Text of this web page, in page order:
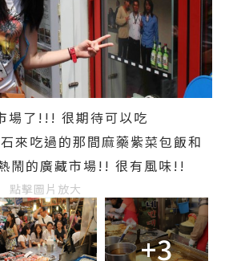
場了!!! 很期待可以吃
來吃過的那間麻藥紫菜包飯和
鬧的廣藏市場!! 很有風味!!
點擊圖片放大
+3